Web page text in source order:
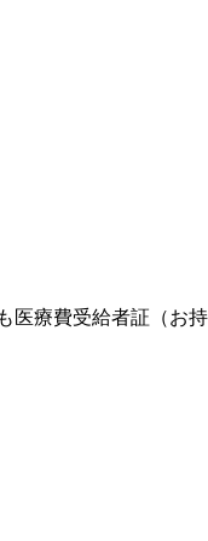
療費受給者証（お持